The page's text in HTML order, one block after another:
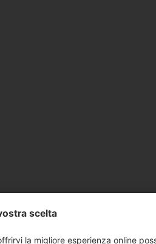
(m)